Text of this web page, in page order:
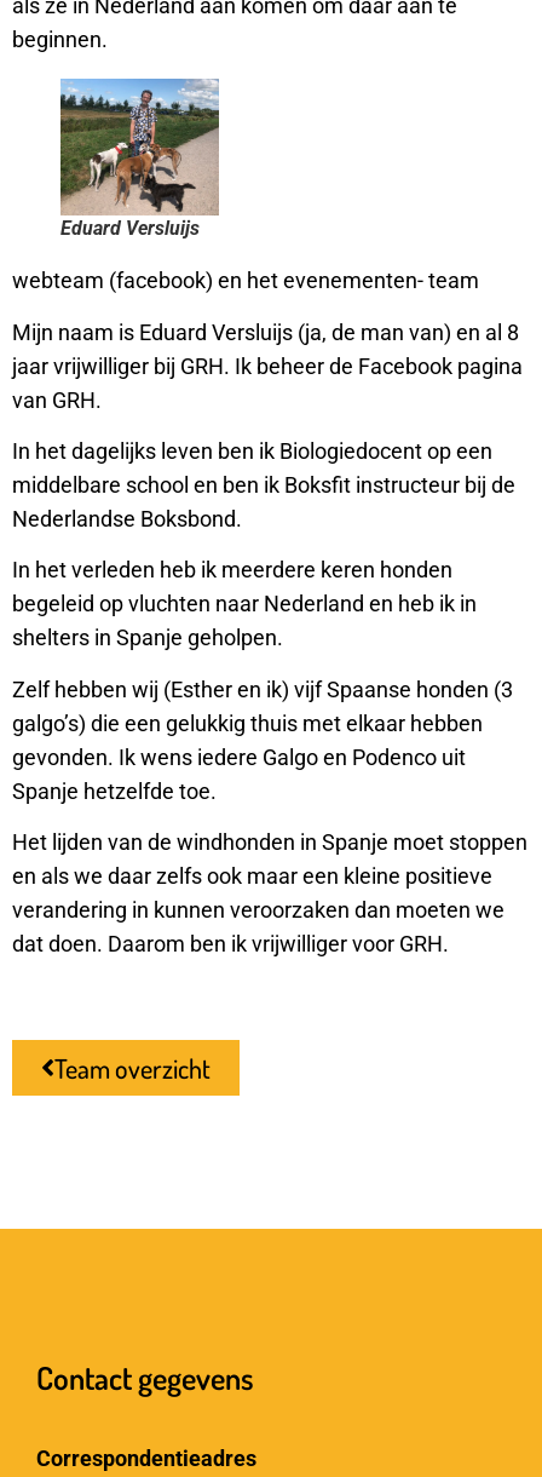
beginnen.
Eduard Versluijs
webteam (facebook) en het evenementen- team
Mijn naam is Eduard Versluijs (ja, de man van) en al 8
jaar vrijwilliger bij GRH. Ik beheer de Facebook pagina
van GRH.
In het dagelijks leven ben ik Biologiedocent op een
middelbare school en ben ik Boksfit instructeur bij de
Nederlandse Boksbond.
In het verleden heb ik meerdere keren honden
begeleid op vluchten naar Nederland en heb ik in
shelters in Spanje geholpen.
Zelf hebben wij (Esther en ik) vijf Spaanse honden (3
galgo’s) die een gelukkig thuis met elkaar hebben
gevonden. Ik wens iedere Galgo en Podenco uit
Spanje hetzelfde toe.
Het lijden van de windhonden in Spanje moet stoppen
en als we daar zelfs ook maar een kleine positieve
verandering in kunnen veroorzaken dan moeten we
dat doen. Daarom ben ik vrijwilliger voor GRH.
Team overzicht
Contact gegevens
Correspondentieadres